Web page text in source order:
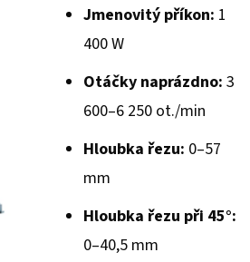
Jmenovitý příkon: 1
400 W
Otáčky naprázdno: 3
600–6 250 ot./min
Hloubka řezu: 0–57
mm
Hloubka řezu při 45°:
0–40,5 mm